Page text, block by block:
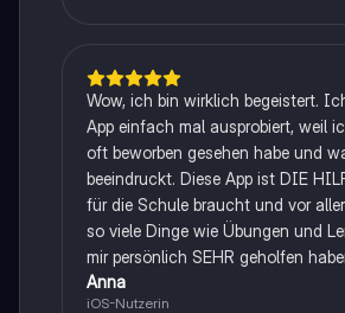
Wow, ich bin wirklich begeistert.
App einfach mal ausprobiert, weil
oft beworben gesehen habe und
beeindruckt. Diese App ist DIE
für die Schule braucht und vor
so viele Dinge wie Übungen und
mir persönlich SEHR geholfen
Anna
iOS-Nutzerin